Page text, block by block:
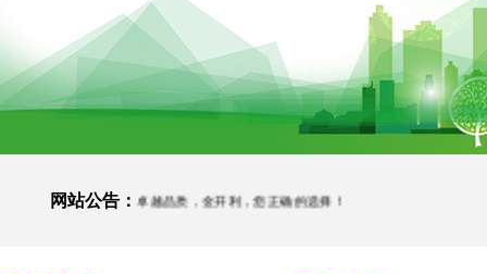
网站公告：
打造，金质工艺，卓越品质，金开利，您正确的选择！